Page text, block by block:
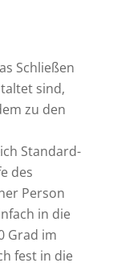
Schließen
sind,
zu den
Standard-
des
Person
in die
Grad im
fest in die